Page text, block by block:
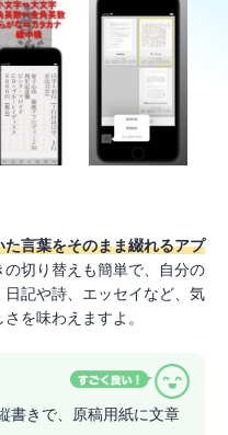
言葉をそのまま綴れるアプ
切り替えも簡単で、自分の
記や詩、エッセイなど、気
を味わえますよ。
書きで、原稿用紙に文章